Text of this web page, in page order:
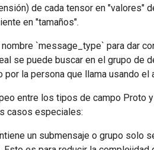
de cada tensor en "valores"
en "tamaños".
`message_type` para dar
se puede buscar en el grupo de
por la persona que llama usando
entre los tipos de campo
casos especiales:
un submensaje o grupo solo